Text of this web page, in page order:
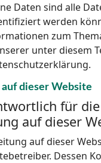
Daten sind alle
werden
zum
unter diesem
dieser Website
für die
auf dieser
auf dieser
Dessen